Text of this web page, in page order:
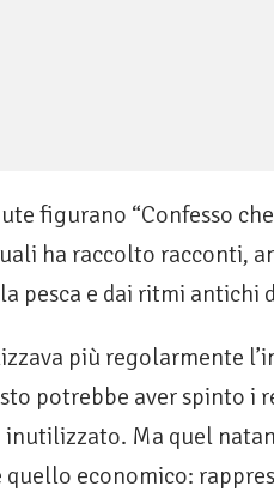
figurano “Confesso che
ha raccolto racconti,
pesca e dai ritmi
più regolarmente
potrebbe aver spinto i
Ma quel
economico: